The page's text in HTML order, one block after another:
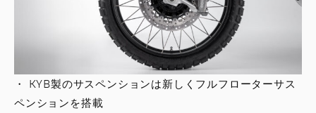
・ KYB製のサスペンションは新しくフルフローターサス
ペンションを搭載